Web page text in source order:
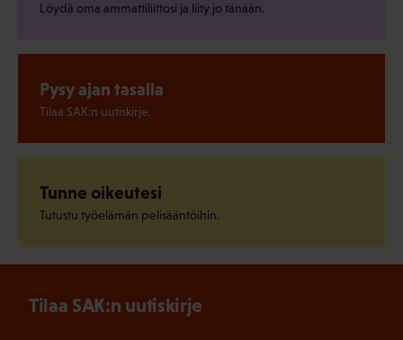
Löydä oma ammattiliittosi ja liity jo tänään.
Pysy ajan tasalla
Tilaa SAK:n uutiskirje.
Tunne oikeutesi
Tutustu työelämän pelisääntöihin.
Tilaa SAK:n uutiskirje